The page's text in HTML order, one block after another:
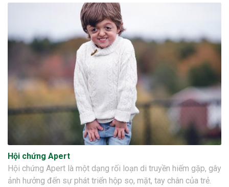
Hội chứng Apert
Hội chứng Apert là một dạng rối loạn di truyền hiếm gặp, gây
ảnh hưởng đến sự phát triển hộp sọ, mặt, tay chân của trẻ.